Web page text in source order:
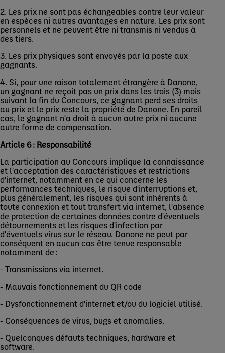
2. Les prix ne sont pas échangeables contre leur valeur
en espèces ni autres avantages en nature. Les prix sont
personnels et ne peuvent être ni transmis ni vendus à
des tiers.
3. Les prix physiques sont envoyés par la poste aux
gagnants.
4. Si, pour une raison totalement étrangère à Danone,
un gagnant ne reçoit pas un prix dans les trois (3) mois
suivant la fin du Concours, ce gagnant perd ses droits
au prix et le prix reste la propriété de Danone. En pareil
cas, le gagnant n'a droit à aucun autre prix ni aucune
autre forme de compensation.
Article 6 : Responsabilité
La participation au Concours implique la connaissance
et l'acceptation des caractéristiques et restrictions
d'internet, notamment en ce qui concerne les
performances techniques, le risque d'interruptions et,
plus généralement, les risques qui sont inhérents à
toute connexion et tout transfert via internet, l'absence
de protection de certaines données contre d'éventuels
détournements et les risques d'infection par
d'éventuels virus sur le réseau. Danone ne peut par
conséquent en aucun cas être tenue responsable
notamment de :
- Transmissions via internet.
- Mauvais fonctionnement du QR code
- Dysfonctionnement d'internet et/ou du logiciel utilisé.
- Conséquences de virus, bugs et anomalies.
- Quelconques défauts techniques, hardware et
software.